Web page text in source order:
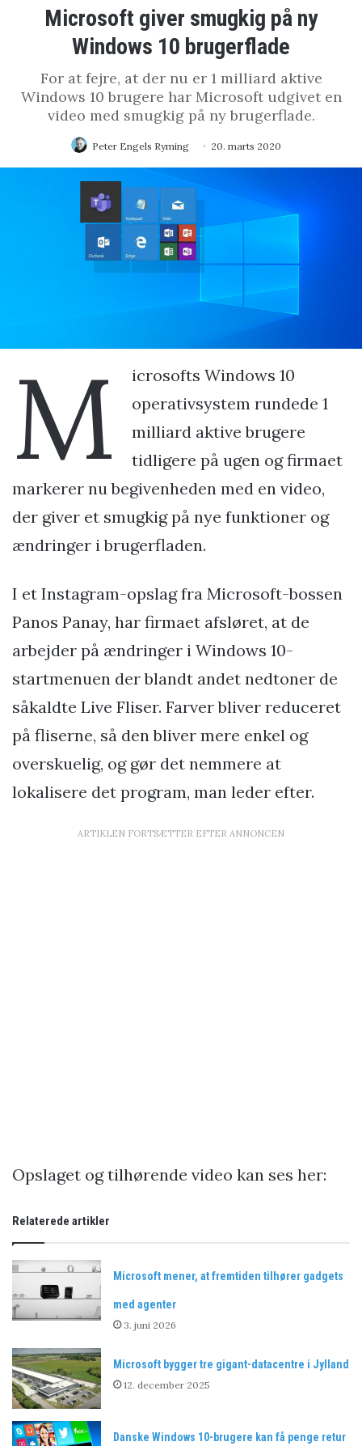
Microsoft giver smugkig på ny
Windows 10 brugerflade
For at fejre, at der nu er 1 milliard aktive
Windows 10 brugere har Microsoft udgivet en
video med smugkig på ny brugerflade.
Peter Engels Ryming 20. marts 2020
M
icrosofts Windows 10
operativsystem rundede 1
milliard aktive brugere
tidligere på ugen og firmaet
markerer nu begivenheden med en video,
der giver et smugkig på nye funktioner og
ændringer i brugerfladen.
I et Instagram-opslag fra Microsoft-bossen
Panos Panay, har firmaet afsløret, at de
arbejder på ændringer i Windows 10-
startmenuen der blandt andet nedtoner de
såkaldte Live Fliser. Farver bliver reduceret
på fliserne, så den bliver mere enkel og
overskuelig, og gør det nemmere at
lokalisere det program, man leder efter.
ARTIKLEN FORTSÆTTER EFTER ANNONCEN
Opslaget og tilhørende video kan ses her:
Relaterede artikler
Microsoft mener, at fremtiden tilhører gadgets
med agenter
3. juni 2026
Microsoft bygger tre gigant-datacentre i Jylland
12. december 2025
Danske Windows 10-brugere kan få penge retur